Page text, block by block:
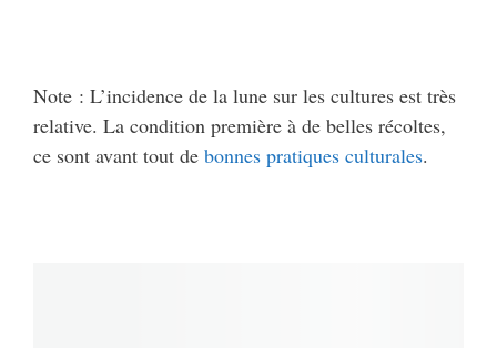
Note : L’incidence de la lune sur les cultures est très
relative. La condition première à de belles récoltes,
ce sont avant tout de bonnes pratiques culturales.